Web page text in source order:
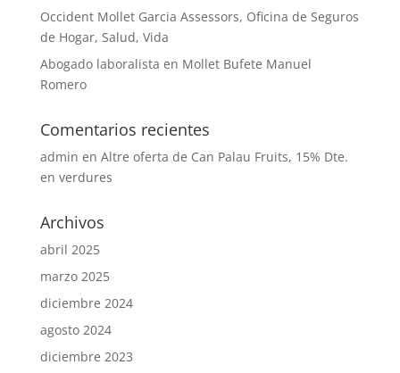
Occident Mollet Garcia Assessors, Oficina de Seguros
de Hogar, Salud, Vida
Abogado laboralista en Mollet Bufete Manuel
Romero
Comentarios recientes
admin en Altre oferta de Can Palau Fruits, 15% Dte.
en verdures
Archivos
abril 2025
marzo 2025
diciembre 2024
agosto 2024
diciembre 2023